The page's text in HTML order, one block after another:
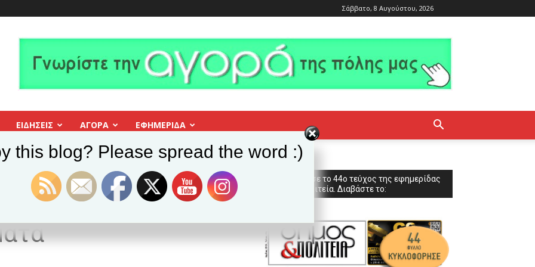
Σάββατο, 8 Αυγούστου, 2026
ΕΙΔΗΣΕΙΣ ΑΓΟΡΑ ΕΦΗΜΕΡΊΔΑ
και απαιτούν να κάνουν …θαύματα
Τα νέα της Πόλης
και απαιτούν
Κυκλοφόρησε το 44ο τεύχος της εφημερίδας
Δήμος & Πολιτεία. Διαβάστε το:
this blog? Please spread the word :)